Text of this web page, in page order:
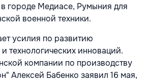
городе Медиасе, Румыния для
военной техники.
усилия по развитию
технологических инноваций.
компании по производству
Алексей Бабенко заявил 16 мая,